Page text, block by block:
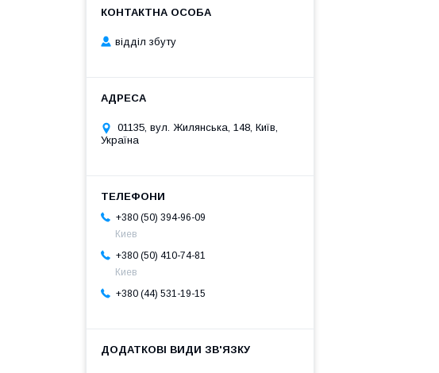
відділ збуту
01135, вул. Жилянська, 148, Київ,
Україна
+380 (50) 394-96-09
Киев
+380 (50) 410-74-81
Киев
+380 (44) 531-19-15